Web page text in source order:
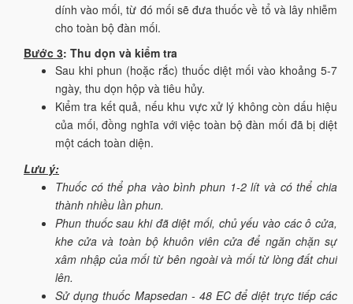
dính vào mối, từ đó mối sẽ đưa thuốc về tổ và lây nhiễm
cho toàn bộ đàn mối.
Bước 3: Thu dọn và kiểm tra
Sau khi phun (hoặc rắc) thuốc diệt mối vào khoảng 5-7
ngày, thu dọn hộp và tiêu hủy.
Kiểm tra kết quả, nếu khu vực xử lý không còn dấu hiệu
của mối, đồng nghĩa với việc toàn bộ đàn mối đã bị diệt
một cách toàn diện.
Lưu ý:
Thuốc có thể pha vào bình phun 1-2 lít và có thể chia
thành nhiều lần phun.
Phun thuốc sau khi đã diệt mối, chủ yếu vào các ô cửa,
khe cửa và toàn bộ khuôn viên cửa để ngăn chặn sự
xâm nhập của mối từ bên ngoài và mối từ lòng đất chui
lên.
Sử dụng thuốc Mapsedan - 48 EC để diệt trực tiếp các